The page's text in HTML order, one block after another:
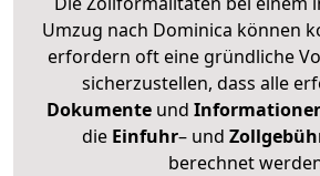
Umzug nach Dominica können
erfordern oft eine gründliche
sicherzustellen, dass alle
Dokumenteund
die Einfuhr– und
berechnet